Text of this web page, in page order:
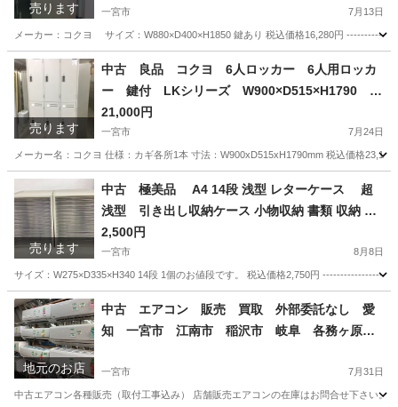
売ります
阜 三重 一宮市 グッドプライス一宮
一宮市 7月13日
メーカー：コクヨ サイズ：W880×D400×H1850 鍵あり 税込価格16,280円
愛知 一宮市 オフィス用家具
売ります
中古 良品 コクヨ 6人ロッカー 6人用ロッカ
ー 鍵付 LKシリーズ W900×D515×H1790 愛
知県 一宮市 名古屋市 稲沢市 江南市 岩倉市 岐阜
羽島市 各務ヶ原市 岐阜市 三重県 愛知 グッドプラ
イス一宮
21,000円
一宮市 7月24日
メーカー名：コクヨ 仕様：カギ各所1本 寸法：W900xD515xH1790mm 税込価格
愛知 一宮市 オフィス用家具 コクヨ
売ります
中古 極美品 A4 14段 浅型 レターケース 超
浅型 引き出し収納ケース 小物収納 書類 収納 ケ
ース 小物ケース 書類整理 書類ケース 超スリム
トレー 各1個 愛知県 一宮市 名古屋 稲沢 江南
岩倉 岐阜 羽島 各務ヶ原 三重 愛知 グッドプライス
一宮
2,500円
一宮市 8月8日
サイズ：W275×D335×H340 14段 1個のお値段です。 税込価格2,750円
愛知 一宮市 オフィス用家具 ケース
地元のお店
中古 エアコン 販売 買取 外部委託なし 愛
知 一宮市 江南市 稲沢市 岐阜 各務ヶ原
一宮市 7月31日
中古エアコン各種販売（取付工事込み） 店舗販売エアコンの在庫はお問合せ下さい